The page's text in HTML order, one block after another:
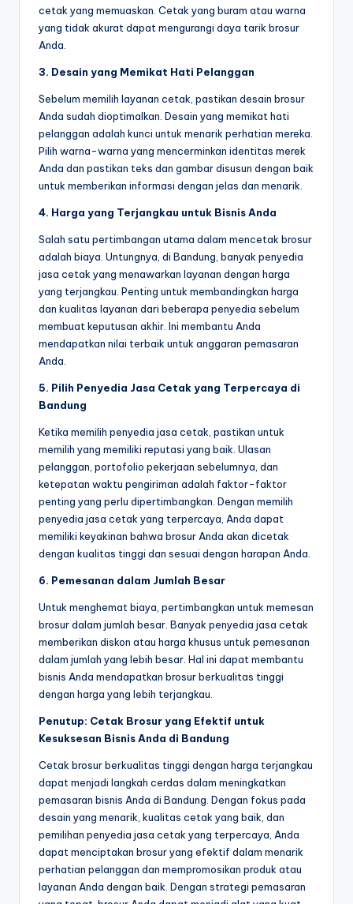
cetak yang memuaskan. Cetak yang buram atau warna
yang tidak akurat dapat mengurangi daya tarik brosur
Anda.
3. Desain yang Memikat Hati Pelanggan
Sebelum memilih layanan cetak, pastikan desain brosur
Anda sudah dioptimalkan. Desain yang memikat hati
pelanggan adalah kunci untuk menarik perhatian mereka.
Pilih warna-warna yang mencerminkan identitas merek
Anda dan pastikan teks dan gambar disusun dengan baik
untuk memberikan informasi dengan jelas dan menarik.
4. Harga yang Terjangkau untuk Bisnis Anda
Salah satu pertimbangan utama dalam mencetak brosur
adalah biaya. Untungnya, di Bandung, banyak penyedia
jasa cetak yang menawarkan layanan dengan harga
yang terjangkau. Penting untuk membandingkan harga
dan kualitas layanan dari beberapa penyedia sebelum
membuat keputusan akhir. Ini membantu Anda
mendapatkan nilai terbaik untuk anggaran pemasaran
Anda.
5. Pilih Penyedia Jasa Cetak yang Terpercaya di
Bandung
Ketika memilih penyedia jasa cetak, pastikan untuk
memilih yang memiliki reputasi yang baik. Ulasan
pelanggan, portofolio pekerjaan sebelumnya, dan
ketepatan waktu pengiriman adalah faktor-faktor
penting yang perlu dipertimbangkan. Dengan memilih
penyedia jasa cetak yang terpercaya, Anda dapat
memiliki keyakinan bahwa brosur Anda akan dicetak
dengan kualitas tinggi dan sesuai dengan harapan Anda.
6. Pemesanan dalam Jumlah Besar
Untuk menghemat biaya, pertimbangkan untuk memesan
brosur dalam jumlah besar. Banyak penyedia jasa cetak
memberikan diskon atau harga khusus untuk pemesanan
dalam jumlah yang lebih besar. Hal ini dapat membantu
bisnis Anda mendapatkan brosur berkualitas tinggi
dengan harga yang lebih terjangkau.
Penutup: Cetak Brosur yang Efektif untuk
Kesuksesan Bisnis Anda di Bandung
Cetak brosur berkualitas tinggi dengan harga terjangkau
dapat menjadi langkah cerdas dalam meningkatkan
pemasaran bisnis Anda di Bandung. Dengan fokus pada
desain yang menarik, kualitas cetak yang baik, dan
pemilihan penyedia jasa cetak yang terpercaya, Anda
dapat menciptakan brosur yang efektif dalam menarik
perhatian pelanggan dan mempromosikan produk atau
layanan Anda dengan baik. Dengan strategi pemasaran